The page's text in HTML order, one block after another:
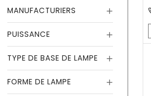
MANUFACTURIERS
PUISSANCE
TYPE DE BASE DE LAMPE
FORME DE LAMPE